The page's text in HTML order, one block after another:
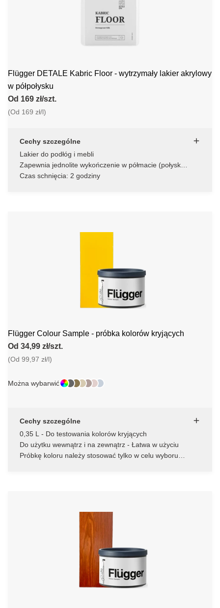
Flügger DETALE Kabric Floor - wytrzymały lakier akrylowy
w półpołysku
Od 169 zł/szt.
(Od 169 zł/l)
Cechy szczególne
Lakier do podłóg i mebli
Zapewnia jednolite wykończenie w półmacie (połysk
satynowy)
Czas schnięcia: 2 godziny
Flügger Colour Sample - próbka kolorów kryjących
Od 34,99 zł/szt.
(Od 99,97 zł/l)
Można wybarwić
Cechy szczególne
0,35 L - Do testowania kolorów kryjących
Do użytku wewnątrz i na zewnątrz - Łatwa w użyciu
Próbkę koloru należy stosować tylko w celu wyboru